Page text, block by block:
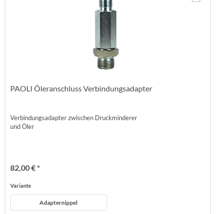
PAOLI Öleranschluss Verbindungsadapter
Verbindungsadapter zwischen Druckminderer
und Öler
82,00 € *
Variante
Adapternippel